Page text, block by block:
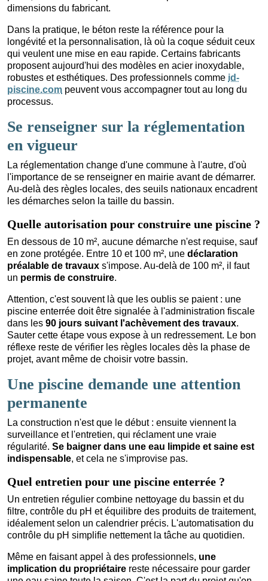
dimensions du fabricant.
Dans la pratique, le béton reste la référence pour la
longévité et la personnalisation, là où la coque séduit ceux
qui veulent une mise en eau rapide. Certains fabricants
proposent aujourd'hui des modèles en acier inoxydable,
robustes et esthétiques. Des professionnels comme id-
piscine.com peuvent vous accompagner tout au long du
processus.
Se renseigner sur la réglementation
en vigueur
La réglementation change d'une commune à l'autre, d'où
l'importance de se renseigner en mairie avant de démarrer.
Au-delà des règles locales, des seuils nationaux encadrent
les démarches selon la taille du bassin.
Quelle autorisation pour construire une piscine ?
En dessous de 10 m², aucune démarche n'est requise, sauf
en zone protégée. Entre 10 et 100 m², une déclaration
préalable de travaux s'impose. Au-delà de 100 m², il faut
un permis de construire.
Attention, c'est souvent là que les oublis se paient : une
piscine enterrée doit être signalée à l'administration fiscale
dans les 90 jours suivant l'achèvement des travaux.
Sauter cette étape vous expose à un redressement. Le bon
réflexe reste de vérifier les règles locales dès la phase de
projet, avant même de choisir votre bassin.
Une piscine demande une attention
permanente
La construction n'est que le début : ensuite viennent la
surveillance et l'entretien, qui réclament une vraie
régularité. Se baigner dans une eau limpide et saine est
indispensable, et cela ne s'improvise pas.
Quel entretien pour une piscine enterrée ?
Un entretien régulier combine nettoyage du bassin et du
filtre, contrôle du pH et équilibre des produits de traitement,
idéalement selon un calendrier précis. L'automatisation du
contrôle du pH simplifie nettement la tâche au quotidien.
Même en faisant appel à des professionnels, une
implication du propriétaire reste nécessaire pour garder